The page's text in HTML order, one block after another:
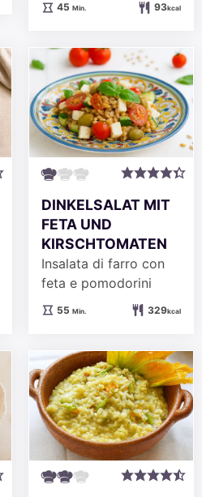
45Minuten
Min. 93kcal
DINKELSALAT MIT
FETA UND
KIRSCHTOMATEN
Insalata di farro con
feta e pomodorini
55Minuten
Min. 329kcal